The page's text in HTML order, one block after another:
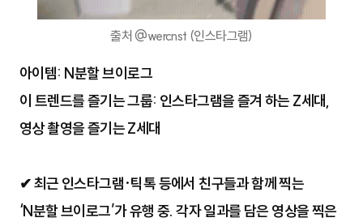
출처 @wercnst (인스타그램)
아이템: N분할 브이로그
이 트렌드를 즐기는 그룹: 인스타그램을 즐겨 하는 Z세대,
영상 촬영을 즐기는 Z세대
✔최근 인스타그램·틱톡 등에서 친구들과 함께 찍는
‘N분할 브이로그’가 유행 중.각자 일과를 담은 영상을 찍은